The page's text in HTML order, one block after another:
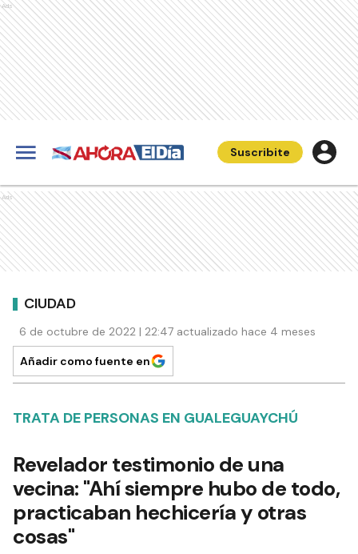
Ads
Suscribite
Ads
CIUDAD
6 de octubre de 2022 | 22:47 actualizado hace 4 meses
Añadir como fuente en
TRATA DE PERSONAS EN GUALEGUAYCHÚ
Revelador testimonio de una
vecina: "Ahí siempre hubo de todo,
practicaban hechicería y otras
cosas"